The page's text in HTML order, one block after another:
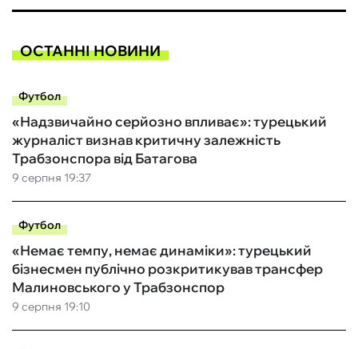
ОСТАННІ НОВИНИ
Футбол
9 серпня 19:37
«Надзвичайно серйозно впливає»: турецький
журналіст визнав критичну залежність
Трабзонспора від Батагова
Футбол
9 серпня 19:10
«Немає темпу, немає динаміки»: турецький
бізнесмен публічно розкритикував трансфер
Малиновського у Трабзонспор